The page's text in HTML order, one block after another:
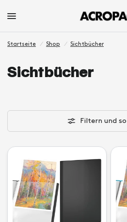
Startseite / Shop / Sichtbücher
Sichtbücher
Filtern und